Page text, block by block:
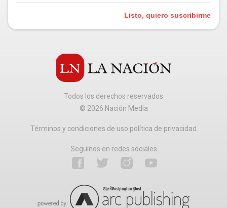
Listo, quiero suscribirme
Todos los derechos reservados
© 2026 Nación Media
Términos y condiciones de uso política de privacidad
Seguínos en redes sociales